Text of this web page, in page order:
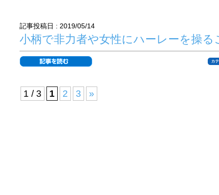
記事投稿日 : 2019/05/14
小柄で非力者や女性にハーレーを操
カ
1 / 3 1 2 3 »